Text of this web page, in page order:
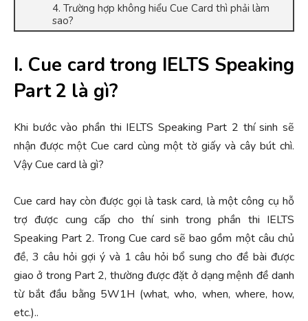
4. Trường hợp không hiểu Cue Card thì phải làm
sao?
I. Cue card trong IELTS Speaking
Part 2 là gì?
Khi bước vào phần thi IELTS Speaking Part 2 thí sinh sẽ
nhận được một Cue card cùng một tờ giấy và cây bút chì.
Vậy Cue card là gì?
Cue card hay còn được gọi là task card, là một công cụ hỗ
trợ được cung cấp cho thí sinh trong phần thi IELTS
Speaking Part 2. Trong Cue card sẽ bao gồm một câu chủ
đề, 3 câu hỏi gợi ý và 1 câu hỏi bổ sung cho đề bài được
giao ở trong Part 2, thường được đặt ở dạng mệnh đề danh
từ bắt đầu bằng 5W1H (what, who, when, where, how,
etc.)..